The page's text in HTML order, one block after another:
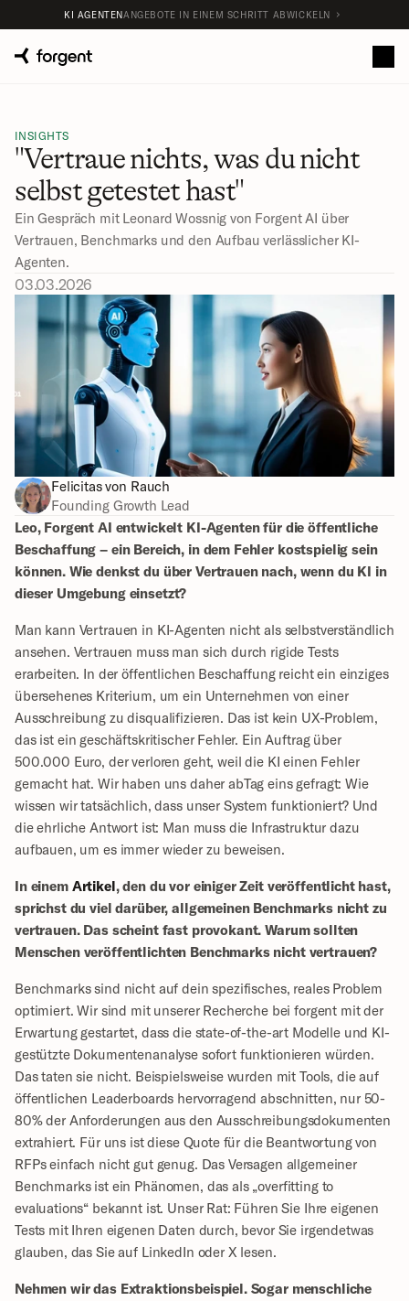
INSIGHTS
"Vertraue nichts, was du nicht
selbst getestet hast"
Ein Gespräch mit Leonard Wossnig von Forgent AI über
Vertrauen, Benchmarks und den Aufbau verlässlicher KI-
Agenten.
03.03.2026
Felicitas von Rauch
Founding Growth Lead
Leo, Forgent AI entwickelt KI-Agenten für die öffentliche
Beschaffung – ein Bereich, in dem Fehler kostspielig sein
können. Wie denkst du über Vertrauen nach, wenn du KI in
dieser Umgebung einsetzt?
Man kann Vertrauen in KI-Agenten nicht als selbstverständlich
ansehen. Vertrauen muss man sich durch rigide Tests
erarbeiten. In der öffentlichen Beschaffung reicht ein einziges
übersehenes Kriterium, um ein Unternehmen von einer
Ausschreibung zu disqualifizieren. Das ist kein UX-Problem,
das ist ein geschäftskritischer Fehler. Ein Auftrag über
500.000 Euro, der verloren geht, weil die KI einen Fehler
gemacht hat. Wir haben uns daher abTag eins gefragt: Wie
wissen wir tatsächlich, dass unser System funktioniert? Und
die ehrliche Antwort ist: Man muss die Infrastruktur dazu
aufbauen, um es immer wieder zu beweisen.
In einem Artikel, den du vor einiger Zeit veröffentlicht hast,
sprichst du viel darüber, allgemeinen Benchmarks nicht zu
vertrauen. Das scheint fast provokant. Warum sollten
Menschen veröffentlichten Benchmarks nicht vertrauen?
Benchmarks sind nicht auf dein spezifisches, reales Problem
optimiert. Wir sind mit unserer Recherche bei forgent mit der
Erwartung gestartet, dass die state-of-the-art Modelle und KI-
gestützte Dokumentenanalyse sofort funktionieren würden.
Das taten sie nicht. Beispielsweise wurden mit Tools, die auf
öffentlichen Leaderboards hervorragend abschnitten, nur 50-
80% der Anforderungen aus den Ausschreibungsdokumenten
extrahiert. Für uns ist diese Quote für die Beantwortung von
RFPs einfach nicht gut genug. Das Versagen allgemeiner
Benchmarks ist ein Phänomen, das als „overfitting to
evaluations“ bekannt ist. Unser Rat: Führen Sie Ihre eigenen
Tests mit Ihren eigenen Daten durch, bevor Sie irgendetwas
glauben, das Sie auf LinkedIn oder X lesen.
Nehmen wir das Extraktionsbeispiel. Sogar menschliche
KI AGENTENANGEBOTE IN EINEM SCHRITT ABWICKELN